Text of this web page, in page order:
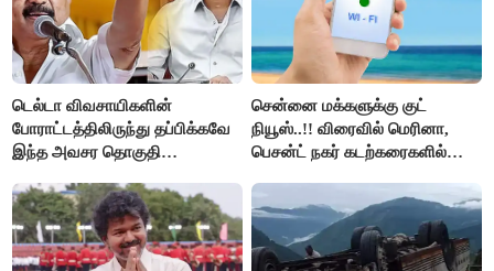
டெல்டா விவசாயிகளின்
போராட்டத்திலிருந்து தப்பிக்கவே
இந்த அவசர தொகுதி
அரங்கேற்றுகிறார் முதலமைச்சர் -
திமுக ஐடி விங்..!!
சென்னை மக்களுக்கு குட்
நியூஸ்..!! விரைவில் மெரினா,
பெசன்ட் நகர் கடற்கரைகளில்